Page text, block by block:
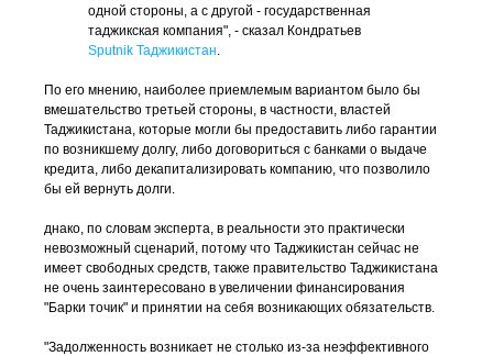
одной стороны, а с другой - государственная
таджикская компания", - сказал Кондратьев
Sputnik Таджикистан.
По его мнению, наиболее приемлемым вариантом было бы
вмешательство третьей стороны, в частности, властей
Таджикистана, которые могли бы предоставить либо гарантии
по возникшему долгу, либо договориться с банками о выдаче
кредита, либо декапитализировать компанию, что позволило
бы ей вернуть долги.
днако, по словам эксперта, в реальности это практически
невозможный сценарий, потому что Таджикистан сейчас не
имеет свободных средств, также правительство Таджикистана
не очень заинтересовано в увеличении финансирования
"Барки точик" и принятии на себя возникающих обязательств.
"Задолженность возникает не столько из-за неэффективного